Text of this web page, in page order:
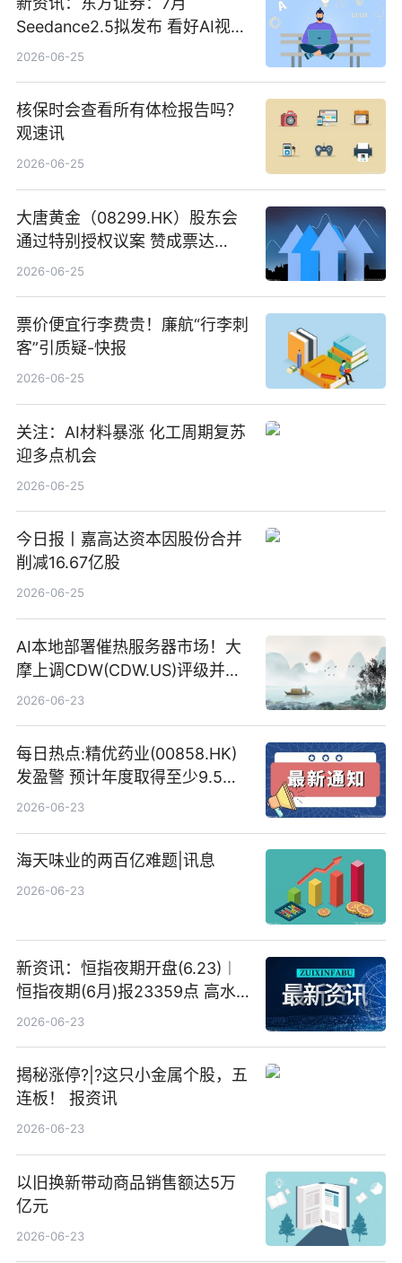
Seedance2.5拟发布 看好AI视频
创作工作流进一步提效
2026-06-25
核保时会查看所有体检报告吗？
观速讯
2026-06-25
大唐黄金（08299.HK）股东会
通过特别授权议案 赞成票达
100%_新动态
2026-06-25
票价便宜行李费贵！廉航“行李刺
客”引质疑-快报
2026-06-25
关注：AI材料暴涨 化工周期复苏
迎多点机会
2026-06-25
今日报丨嘉高达资本因股份合并
削减16.67亿股
2026-06-25
AI本地部署催热服务器市场！大
摩上调CDW(CDW.US)评级并看
高IBM(IBM.US)戴尔(DELL.US)
2026-06-23
每日热点:精优药业(00858.HK)
发盈警 预计年度取得至少9.5亿
港元的亏损 同比盈转亏
2026-06-23
海天味业的两百亿难题|讯息
2026-06-23
新资讯：恒指夜期开盘(6.23)︱
恒指夜期(6月)报23359点 高水
23点
2026-06-23
揭秘涨停?|?这只小金属个股，五
连板！ 报资讯
2026-06-23
以旧换新带动商品销售额达5万
亿元
2026-06-23